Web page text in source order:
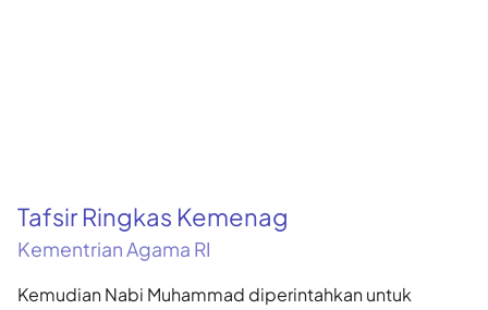
Tafsir Ringkas Kemenag
Kementrian Agama RI
Kemudian Nabi Muhammad diperintahkan untuk